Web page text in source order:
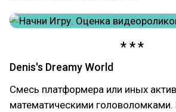
Denis's Dreamy World
Смесь платформера или иных
математическими головоломками.